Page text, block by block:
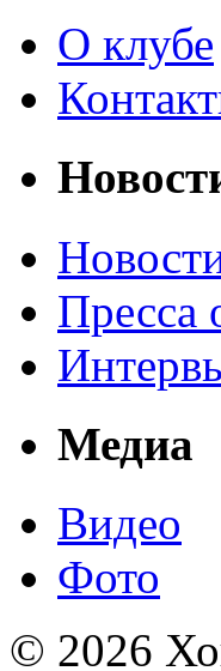
О клубе
Пресса
Медиа
Видео
Фото
© 2026